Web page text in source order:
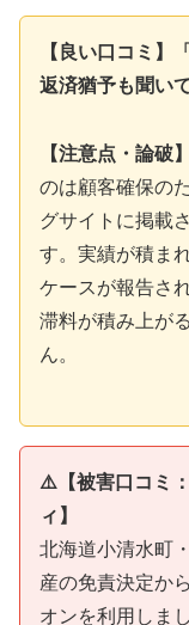
【良い口コミ】
返済猶予も聞い
【注意点・論破】
のは顧客確保の
グサイトに掲載
す。実績が積ま
ケースが報告さ
滞料が積み上が
ん。
⚠️【被害口コミ
ィ】
北海道小清水町
産の免責決定か
オンを利用しま